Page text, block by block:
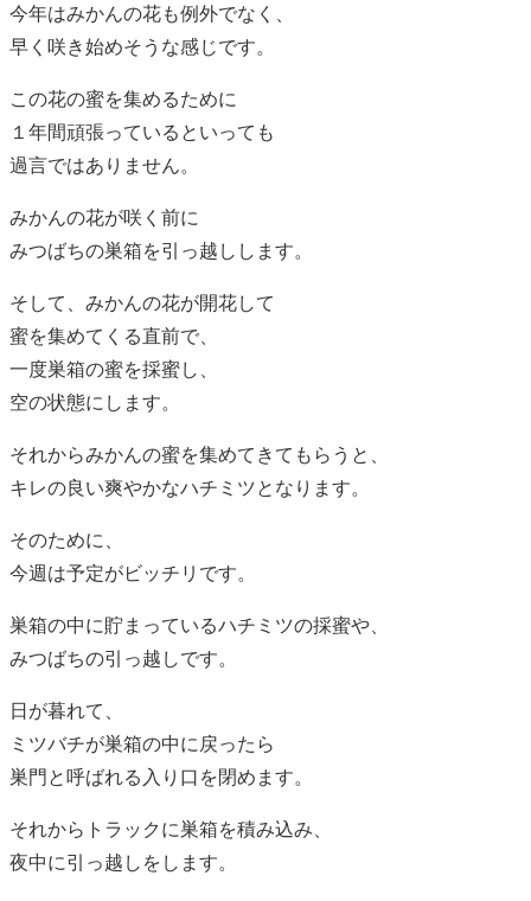
今年はみかんの花も例外でなく、
早く咲き始めそうな感じです。
この花の蜜を集めるために
１年間頑張っているといっても
過言ではありません。
みかんの花が咲く前に
みつばちの巣箱を引っ越しします。
そして、みかんの花が開花して
蜜を集めてくる直前で、
一度巣箱の蜜を採蜜し、
空の状態にします。
それからみかんの蜜を集めてきてもらうと、
キレの良い爽やかなハチミツとなります。
そのために、
今週は予定がビッチリです。
巣箱の中に貯まっているハチミツの採蜜や、
みつばちの引っ越しです。
日が暮れて、
ミツバチが巣箱の中に戻ったら
巣門と呼ばれる入り口を閉めます。
それからトラックに巣箱を積み込み、
夜中に引っ越しをします。